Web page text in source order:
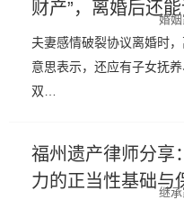
财产”，离婚后还能
婚
夫妻感情破裂协议离婚时
意思表示，还应有子女抚
双…
福州遗产律师分享
力的正当性基础与
继